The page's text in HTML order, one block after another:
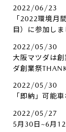
2022/06/23
「2022環境月
目）に参加しま
2022/05/30
大阪マツダは
ダ創業祭
2022/05/30
「即納」可能
2022/05/27
5月30日~6月